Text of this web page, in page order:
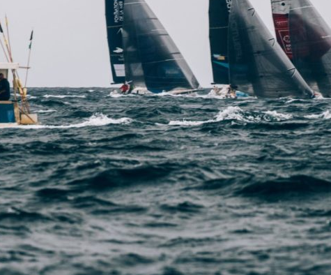
05Mai
Classe Ultim 32/23,Records,Trophée Jules Verne
Un nouveau Maxi Edmond de
Source
Gitana Team
8 mai 2025